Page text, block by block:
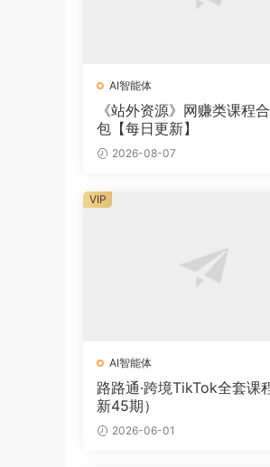
AI智能体
《站外资源》网赚类课程
包【每日更新】
2026-08-07
AI智能体
路路通·跨境TikTok全套课
新45期）
2026-06-01
VIP